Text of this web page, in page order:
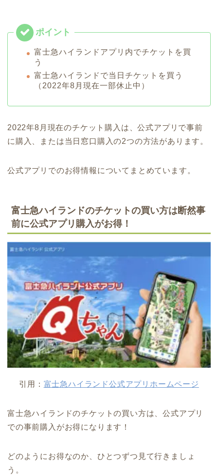
富士急ハイランドアプリ内でチケットを買
う
富士急ハイランドで当日チケットを買う
（2022年8月現在一部休止中）
2022年8月現在のチケット購入は、公式アプリで事前
に購入、または当日窓口購入の2つの方法があります。
公式アプリでのお得情報についてまとめています。
富士急ハイランドのチケットの買い方は断然事
前に公式アプリ購入がお得！
引用： 富士急ハイランド公式アプリホームページ
富士急ハイランドのチケットの買い方は、公式アプリ
での事前購入がお得になります！
どのようにお得なのか、ひとつずつ見て行きましょ
う。